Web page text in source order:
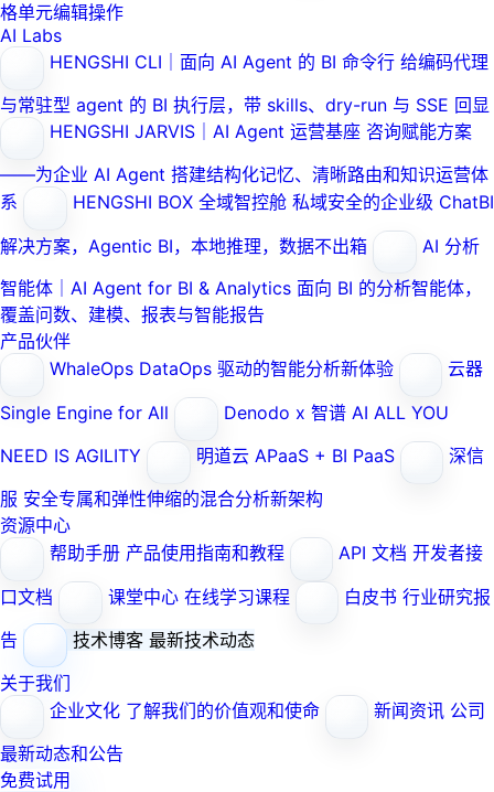
格单元编辑操作
AI Labs
HENGSHI CLI｜面向 AI Agent 的 BI 命令行 给编码代理
与常驻型 agent 的 BI 执行层，带 skills、dry-run 与 SSE 回显
HENGSHI JARVIS｜AI Agent 运营基座 咨询赋能方案
——为企业 AI Agent 搭建结构化记忆、清晰路由和知识运营体
系
HENGSHI BOX 全域智控舱 私域安全的企业级 ChatBI
解决方案，Agentic BI，本地推理，数据不出箱
AI 分析
智能体｜AI Agent for BI & Analytics 面向 BI 的分析智能体，
覆盖问数、建模、报表与智能报告
产品伙伴
WhaleOps DataOps 驱动的智能分析新体验
云器
Single Engine for All
Denodo x 智谱 AI ALL YOU
NEED IS AGILITY
明道云 APaaS + BI PaaS
深信
服 安全专属和弹性伸缩的混合分析新架构
资源中心
帮助手册 产品使用指南和教程 API 文档 开发者接
口文档
课堂中心 在线学习课程 白皮书 行业研究报
告
技术博客 最新技术动态
关于我们
企业文化 了解我们的价值观和使命 新闻资讯 公司
最新动态和公告
免费试用